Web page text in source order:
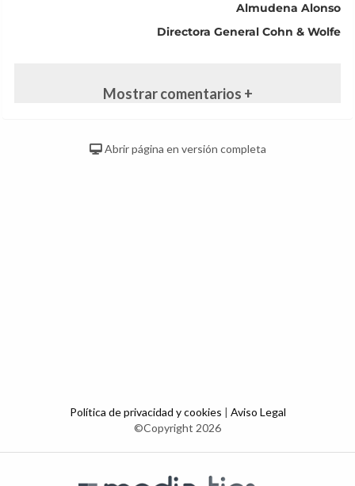
Almudena Alonso
Directora General Cohn & Wolfe
Mostrar comentarios +
Abrir página en versión completa
Política de privacidad y cookies | Aviso Legal
©Copyright 2026